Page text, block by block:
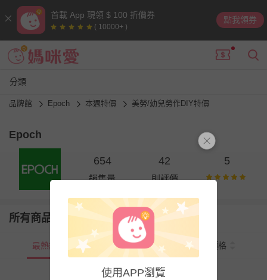
首載 App 現領 $ 100 折價券
( 10000+ )
點我領券
分類
品牌館 Epoch 本週特價 美勞/幼兒勞作DIY特價
Epoch
654
銷售量
42
則評價
5
所有商品
最熱銷 新上市 價格
使用APP瀏覽